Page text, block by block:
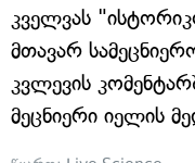
კველვას
მთავარ
კვლევის
მეცნიერი იელის